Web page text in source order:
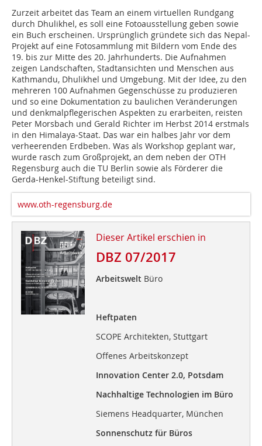
Zurzeit arbeitet das Team an einem virtuellen Rundgang
durch Dhulikhel, es soll eine Fotoausstellung geben sowie
ein Buch erscheinen. Ursprünglich gründete sich das Nepal-
Projekt auf eine Fotosammlung mit Bildern vom Ende des
19. bis zur Mitte des 20. Jahrhunderts. Die Aufnahmen
zeigen Landschaften, Stadtansichten und Menschen aus
Kathmandu, Dhulikhel und Umgebung. Mit der Idee, zu den
mehreren 100 Aufnahmen Gegenschüsse zu produzieren
und so eine Dokumentation zu baulichen Veränderungen
und denkmalpflegerischen Aspekten zu erarbeiten, reisten
Peter Morsbach und Gerald Richter im Herbst 2014 erstmals
in den Himalaya-Staat. Das war ein halbes Jahr vor dem
verheerenden Erdbeben. Was als Workshop geplant war,
wurde rasch zum Großprojekt, an dem neben der OTH
Regensburg auch die TU Berlin sowie als Förderer die
Gerda-Henkel-Stiftung beteiligt sind.
www.oth-regensburg.de
Dieser Artikel erschien in
DBZ 07/2017
Arbeitswelt Büro
Heftpaten
SCOPE Architekten, Stuttgart
Offenes Arbeitskonzept
Innovation Center 2.0, Potsdam
Nachhaltige Technologien im Büro
Siemens Headquarter, München
Sonnenschutz für Büros